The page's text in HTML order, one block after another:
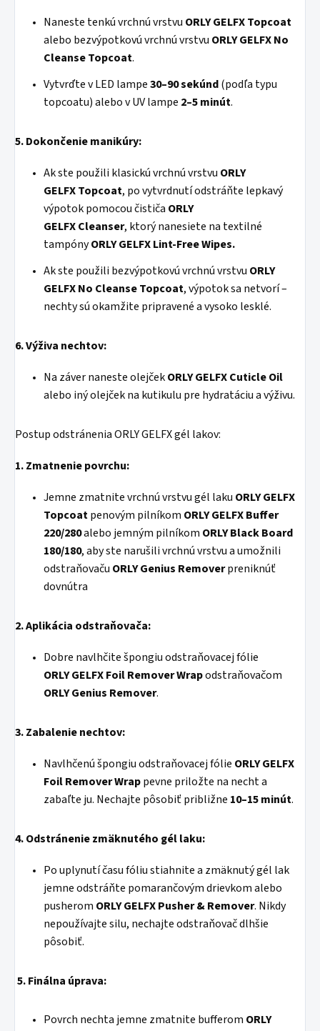
Naneste tenkú vrchnú vrstvu ORLYGELFXTopcoat
alebo bezvýpotkovú vrchnú vrstvu ORLYGELFXNo
Cleanse Topcoat.
Vytvrďte v LED lampe30–90 sekúnd(podľa typu
topcoatu) alebo v UV lampe 2–5 minút.
5. Dokončenie manikúry:
Ak ste použili klasickú vrchnú vrstvu ORLY
GELFXTopcoat, po vytvrdnutí odstráňte lepkavý
výpotok pomocou čističa ORLY
GELFXCleanser, ktorý nanesiete na textilné
tampónyORLY GELFX Lint-Free Wipes.
Ak ste použili bezvýpotkovú vrchnú vrstvu ORLY
GELFXNo Cleanse Topcoat, výpotok sa netvorí –
nechty sú okamžite pripravené a vysoko lesklé.
6. Výživa nechtov:
Na záver naneste olejčekORLY GELFX Cuticle Oil
alebo iný olejček na kutikulu pre hydratáciu a výživu.
Postup odstránenia ORLY GELFX gél lakov:
1. Zmatnenie povrchu:
Jemne zmatnite vrchnú vrstvu gél laku ORLY GELFX
Topcoatpenovým pilníkom ORLY GELFX Buffer
220/280alebo jemným pilníkom ORLY Black Board
180/180, aby ste narušili vrchnú vrstvu a umožnili
odstraňovaču ORLY Genius Removerpreniknúť
dovnútra
2. Aplikácia odstraňovača:
Dobre navlhčite špongiu odstraňovacej fólie
ORLY GELFX Foil Remover Wrapodstraňovačom
ORLY Genius Remover.
3. Zabalenie nechtov:
Navlhčenú špongiu odstraňovacej fólie ORLY GELFX
Foil Remover Wrappevne priložte na necht a
zabaľte ju. Nechajte pôsobiť približne 10–15 minút.
4. Odstránenie zmäknutého gél laku:
Po uplynutí času fóliu stiahnite a zmäknutý gél lak
jemne odstráňte pomarančovým drievkom alebo
pusherom ORLY GELFX Pusher & Remover. Nikdy
nepoužívajte silu, nechajte odstraňovač dlhšie
pôsobiť.
5. Finálna úprava:
Povrch nechta jemne zmatnite bufferom ORLY